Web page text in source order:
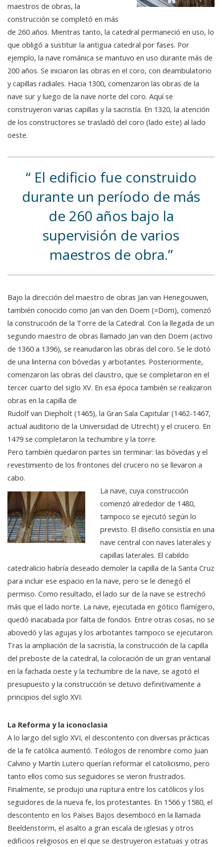
maestros de obras, la
construcción se completó en más
de 260 años. Mientras tanto, la catedral permaneció en uso, lo
que obligó a sustituir la antigua catedral por fases. Por
ejemplo, la nave románica se mantuvo en uso durante más de
200 años. Se iniciaron las obras en el coro, con deambulatorio
y capillas radiales. Hacia 1300, comenzaron las obras de la
nave sur y luego de la nave norte del coro. Aquí se
construyeron varias capillas y la sacristía. En 1320, la atención
de los constructores se trasladó del coro (lado este) al lado
oeste.
El edificio fue construido
durante un período de más
de 260 años bajo la
supervisión de varios
maestros de obra.
Bajo la dirección del maestro de obras Jan van Henegouwen,
también conocido como Jan van den Doem (=Dom), comenzó
la construcción de la Torre de la Catedral. Con la llegada de un
segundo maestro de obras llamado Jan van den Doem (activo
de 1360 a 1396), se reanudaron las obras del coro. Se le dotó
de una linterna con bóvedas y arbotantes. Posteriormente,
comenzaron las obras del claustro, que se completaron en el
tercer cuarto del siglo XV. En esa época también se realizaron
obras en la capilla de
Rudolf van Diepholt (1465), la Gran Sala Capitular (1462-1467,
actual auditorio de la Universidad de Utrecht) y el crucero. En
1479 se completaron la techumbre y la torre.
Pero también quedaron partes sin terminar: las bóvedas y el
revestimiento de los frontones del crucero no se llevaron a
cabo.
La nave, cuya construcción
comenzó alrededor de 1480,
tampoco se ejecutó según lo
previsto. El diseño consistía en una
nave central con naves laterales y
capillas laterales. El cabildo
catedralicio habría deseado demoler la capilla de la Santa Cruz
para incluir ese espacio en la nave, pero se le denegó el
permiso. Como resultado, el lado sur de la nave se estrechó
más que el lado norte. La nave, ejecutada en gótico flamígero,
quedó inacabada por falta de fondos. Entre otras cosas, no se
abovedó y las agujas y los arbotantes tampoco se ejecutaron.
Tras la ampliación de la sacristía, la construcción de la capilla
del preboste de la catedral, la colocación de un gran ventanal
en la fachada oeste y la techumbre de la nave, se agotó el
presupuesto y la construcción se detuvo definitivamente a
principios del siglo XVI.
La Reforma y la iconoclasia
A lo largo del siglo XVI, el descontento con diversas prácticas
de la fe católica aumentó. Teólogos de renombre como Juan
Calvino y Martín Lutero querían reformar el catolicismo, pero
tanto ellos como sus seguidores se vieron frustrados.
Finalmente, se produjo una ruptura entre los católicos y los
seguidores de la nueva fe, los protestantes. En 1566 y 1580, el
descontento en los Países Bajos desembocó en la llamada
Beeldenstorm, el asalto a gran escala de iglesias y otros
edificios religiosos en el que se destruyeron estatuas y otras